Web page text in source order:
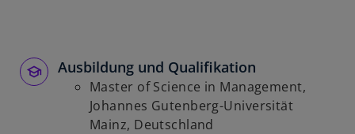
Ausbildung und Qualifikation
Master of Science in Management,
Johannes Gutenberg-Universität
Mainz, Deutschland